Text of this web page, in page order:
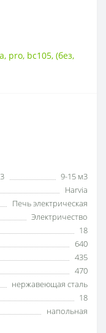
, pro, bc105, (без,
9-15 м3
Harvia
Печь электрическая
Электричество
18
640
435
470
нержавеющая сталь
18
напольная